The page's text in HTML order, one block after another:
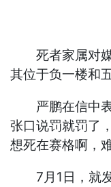
死者家属对媒
其位于负一楼和
严鹏在信中表
张口说罚就罚了
想死在赛格啊，
7月1日，就发